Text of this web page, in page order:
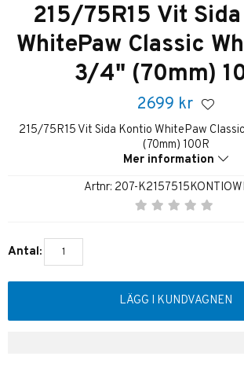
215/75R15 Vit
WhitePaw Classic
3/4" (70mm)
2699 kr
215/75R15 Vit Sida Kontio WhitePaw
(70mm) 100R
Mer information
Artnr: 207-
Antal:
LÄGG I KUNDVAGNEN